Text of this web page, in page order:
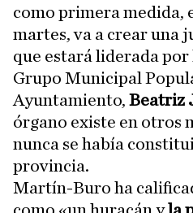
como primera medida,
martes, va a crear una
que estará liderada por
Grupo Municipal
Ayuntamiento, Beatriz
órgano existe en otros
nunca se había
provincia.
Martín-Buro ha